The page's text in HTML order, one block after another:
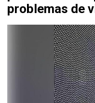
problemas de